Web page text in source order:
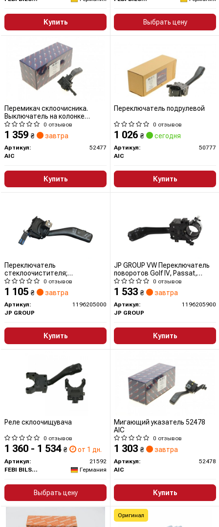
Купить Выбрать цену
Перемикач склоочисника.
Выключатель на колонке
рулевого управления 52477 AIC
0 отзывов
1 359 ₴ завтра
Артикул:
52477
AIC
Купить
Переключатель подрулевой
0 отзывов
1 026 ₴ сегодня
Артикул:
50777
AIC
Купить
Переключатель
стеклоочистителя;
Выключатель на колонке
рулевого управления
0 отзывов
1 105 ₴ завтра
Артикул:
1196205000
JP GROUP
Купить
JP GROUP VW Переключатель
поворотов Golf IV, Passat,
Sharan, Skoda 1196205900 JP
GROUP (QUINTON HAZELL)
0 отзывов
1 533 ₴ завтра
Артикул:
1196205900
JP GROUP
Купить
Реле склоочищувача
0 отзывов
1 360 - 1 534 ₴ от 1 дн.
Артикул:
21592
FEBI BILSTEIN
Германия
Выбрать цену
Мигающий указатель 52478
AIC
0 отзывов
1 303 ₴ завтра
Артикул:
52478
AIC
Купить
Оригинал